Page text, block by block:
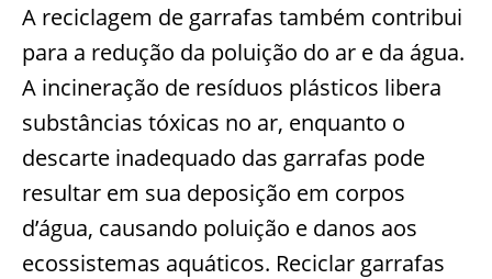
A reciclagem de garrafas também contribui
para a redução da poluição do ar e da água.
A incineração de resíduos plásticos libera
substâncias tóxicas no ar, enquanto o
descarte inadequado das garrafas pode
resultar em sua deposição em corpos
d’água, causando poluição e danos aos
ecossistemas aquáticos. Reciclar garrafas